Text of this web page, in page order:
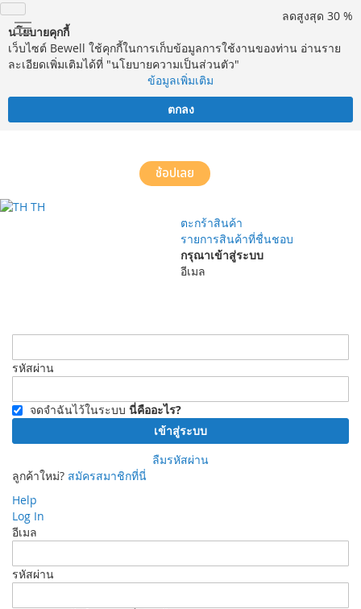
นโยบายคุกกี้
เว็บไซต์ Bewell ใช้คุกกี้ในการเก็บข้อมูลการใช้งานของท่าน อ่านราย
ละเอียดเพิ่มเติมได้ที่ "นโยบายความเป็นส่วนตัว"
ข้อมูลเพิ่มเติม
ตกลง
ช้อปเลย
TH
ตะกร้าสินค้า
รายการสินค้าที่ชื่นชอบ
กรุณาเข้าสู่ระบบ
อีเมล
รหัสผ่าน
จดจำฉันไว้ในระบบ นี่คืออะไร?
เข้าสู่ระบบ
ลืมรหัสผ่าน
ลูกค้าใหม่? สมัครสมาชิกที่นี่
Help
Log In
อีเมล
รหัสผ่าน
ลดสูงสุด 30 %